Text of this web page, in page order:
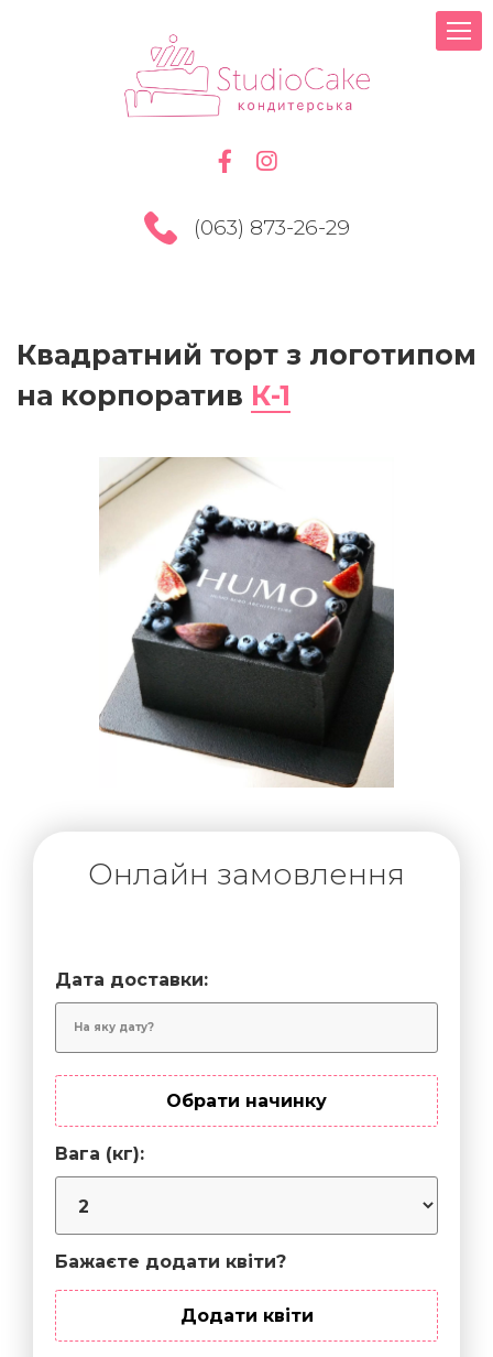
(063) 873-26-29
Квадратний торт з логотипом
на корпоратив К-1
Онлайн замовлення
Дата доставки:
Обрати начинку
Вага (кг):
Бажаєте додати квіти?
Додати квіти